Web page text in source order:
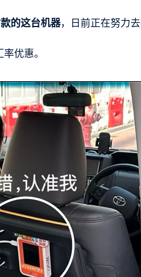
的这台机器，日前正在努力
优惠。